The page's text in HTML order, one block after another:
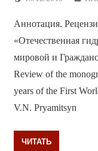
Аннотация.
«Отечественная
мировой и
Review of the
years of the First
V.N. Pryamitsyn
ЧИТАТЬ